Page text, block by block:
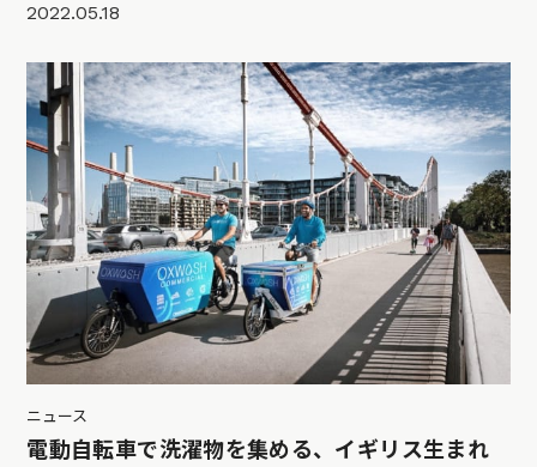
2022.05.18
ニュース
電動自転車で洗濯物を集める、イギリス生まれ